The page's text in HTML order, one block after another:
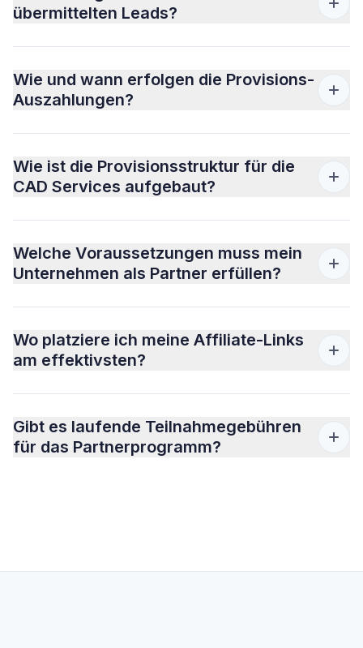
übermittelten Leads?
Wie und wann erfolgen die Provisions-
Auszahlungen?
Wie ist die Provisionsstruktur für die
CAD Services aufgebaut?
Welche Voraussetzungen muss mein
Unternehmen als Partner erfüllen?
Wo platziere ich meine Affiliate-Links
am effektivsten?
Gibt es laufende Teilnahmegebühren
für das Partnerprogramm?